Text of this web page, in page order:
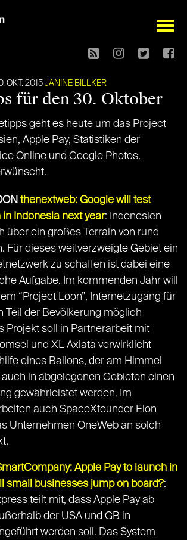
open
OKT. 2015 JANINE BILLKER
für den 30. Oktober
geht es heute um das Project
Apple Pay, Statistiken der
Online und Google Photos.
thenextweb: Google will test
in Indonesia next year: Indonesien
über ein großes Terrain von rund
Für dieses weitverzweigte Gebiet ein
zu schaffen ist dabei eine
Aufgabe. Im kommenden Jahr will
“Project Loon”, Internetzugang für
Teil der Bevölkerung möglich
Projekt soll in Partnerarbeit mit
und XL Axiata verwirklicht
eines Ballons, der am Himmel
in abgelegenen Gebieten einen
gewährleistet werden. Im
auch SpaceXfounder Elon
Unternehmen OneWeb an solch
Apple Pay to launch in
small businesses jump on board?:
teilt mit, dass Apple Pay ab
der USA und GB in
werden soll. Das System